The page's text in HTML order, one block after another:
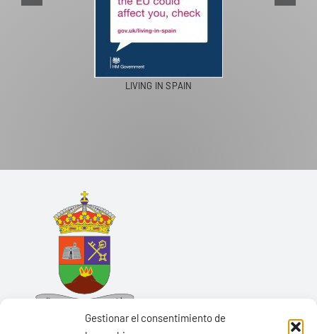
Gestionar el consentimiento de
LIVING IN SPAIN